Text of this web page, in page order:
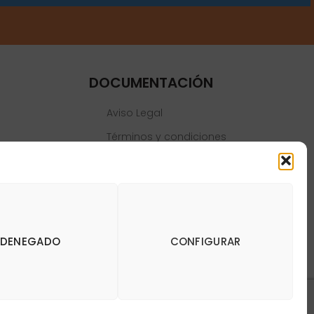
DENEGADO CONFIGURAR
DOCUMENTACIÓN
Aviso Legal
Términos y condiciones